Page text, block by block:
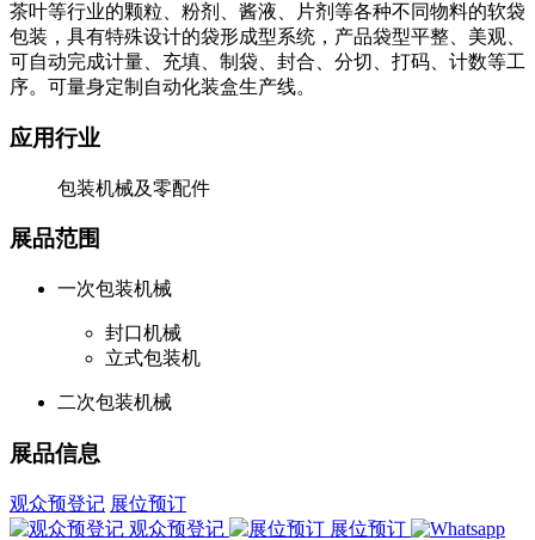
茶叶等行业的颗粒、粉剂、酱液、片剂等各种不同物料的软袋
包装，具有特殊设计的袋形成型系统，产品袋型平整、美观、
可自动完成计量、充填、制袋、封合、分切、打码、计数等工
序。可量身定制自动化装盒生产线。
应用行业
包装机械及零配件
展品范围
一次包装机械
封口机械
立式包装机
二次包装机械
展品信息
观众预登记 展位预订
观众预登记
展位预订